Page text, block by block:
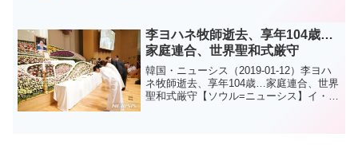
ネパールカトマンズ副大統領執務室でパ
ルマナンドジュハネ...
李ヨハネ牧師逝去、享年104歳…
家庭連合、世界聖和式厳守
韓国・ニューシス（2019-01-12）李ヨハ
ネ牧師逝去、享年104歳…家庭連合、世界
聖和式厳守【ソウル=ニューシス】イ・ジ